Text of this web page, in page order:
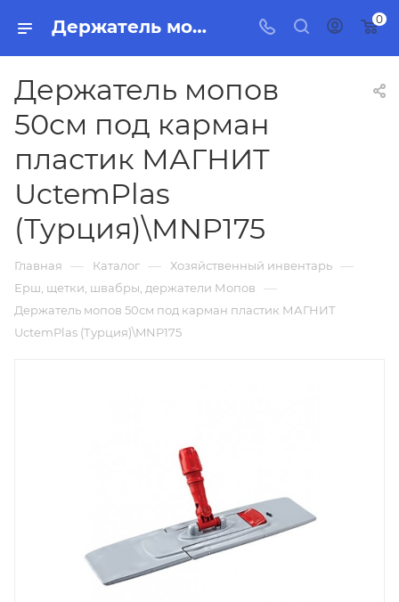
Держатель мопов 50см под карман пластик МАГНИТ UctemPlas (Турция)\MNP175, бытовая химия, товары для уборки для дома и офиса. 0
Держатель мопов
50см под карман
пластик МАГНИТ
UctemPlas
(Турция)\MNP175
Главная — Каталог — Хозяйственный инвентарь —
Ерш, щетки, швабры, держатели Мопов —
Держатель мопов 50см под карман пластик МАГНИТ
UctemPlas (Турция)\MNP175